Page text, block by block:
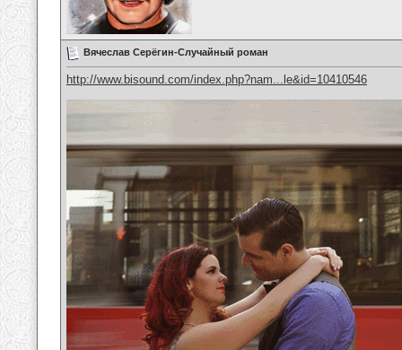
Вячеслав Серёгин-Случайный роман
http://www.bisound.com/index.php?nam...le&id=10410546